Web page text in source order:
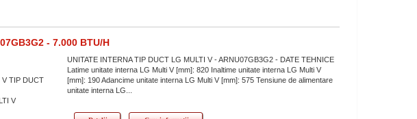
- 7.000 BTU/H
V TIP DUCT
V
UNITATE INTERNA TIP DUCT LG MULTI V - ARNU07GB3G2 - DATE TEHNICE
Latime unitate interna LG Multi V [mm]: 820 Inaltime unitate interna LG Multi V
[mm]: 190 Adancime unitate interna LG Multi V [mm]: 575 Tensiune de alimentare
unitate interna LG...